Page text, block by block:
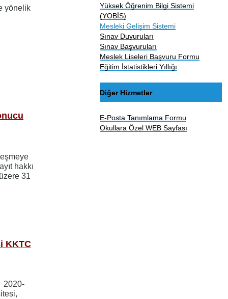
yönelik
hakkı
31
KKTC
2020-
Yüksek Öğrenim Bilgi Sistemi
(YOBİS)
Mesleki Gelişim Sistemi
Sınav Duyuruları
Sınav Başvuruları
Meslek Liseleri Başvuru Formu
Eğitim İstatistikleri Yıllığı
Diğer Hizmetler
E-Posta Tanımlama Formu
Okullara Özel WEB Sayfası